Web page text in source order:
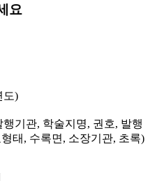
요
도)
기관, 학술지명, 권호, 발행
태, 수록면, 소장기관, 초록)